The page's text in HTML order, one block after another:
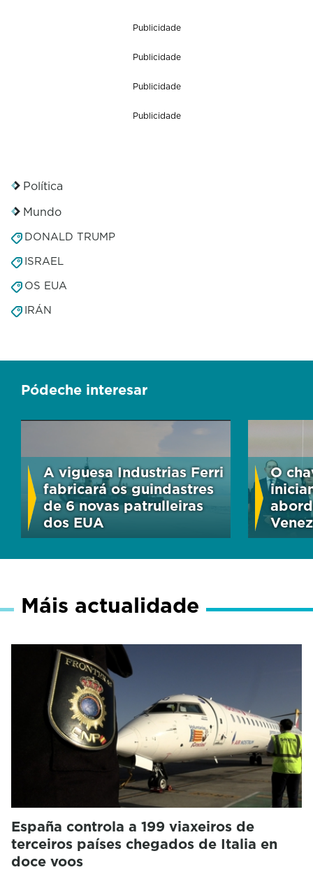
Publicidade
Publicidade
Publicidade
Publicidade
Política
Mundo
DONALD TRUMP
ISRAEL
OS EUA
IRÁN
Pódeche interesar
A viguesa Industrias Ferri
fabricará os guindastres
de 6 novas patrulleiras
dos EUA
O
Máis actualidade
España controla a 199 viaxeiros de
terceiros países chegados de Italia en
doce voos